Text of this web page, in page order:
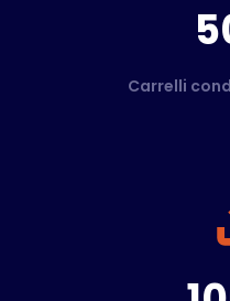
Carrelli